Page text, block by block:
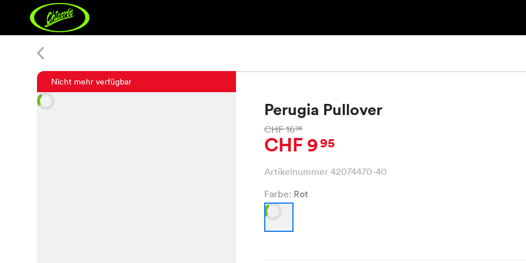
Nicht mehr verfügbar
Perugia Pullover
CHF 1695
CHF 995
Artikelnummer 42074470-40
Farbe: Rot